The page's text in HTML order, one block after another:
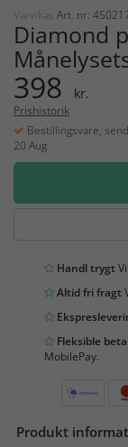
Varvikas Art. nr:
Diamond
398 kr.
Prishistorik
Bestillingsvare,
20 Aug
Handl trygt
Altid fri fragt
Fleksible
MobilePay.
Produkt